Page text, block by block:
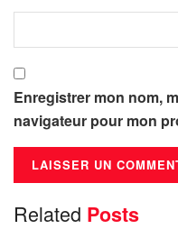
Enregistrer mon nom,
navigateur pour mon
Related Posts